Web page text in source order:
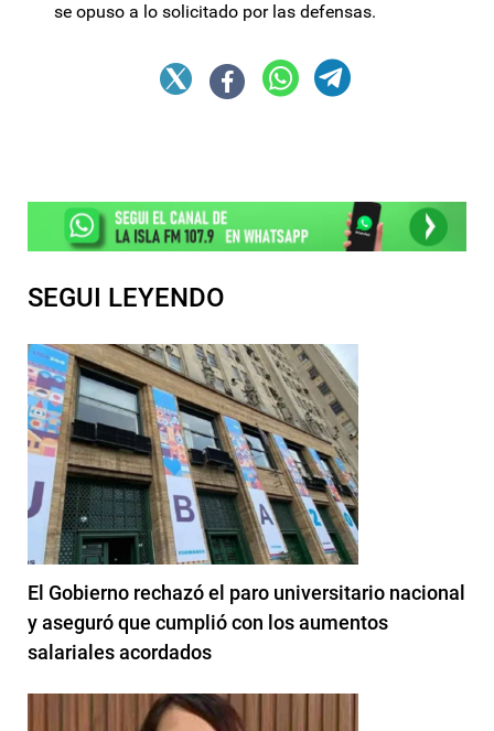
se opuso a lo solicitado por las defensas.
SEGUI LEYENDO
El Gobierno rechazó el paro universitario nacional
y aseguró que cumplió con los aumentos
salariales acordados